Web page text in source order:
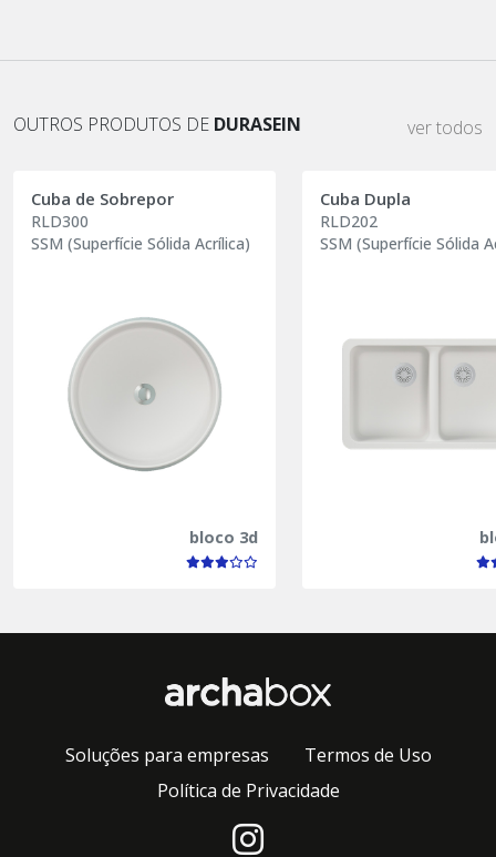
OUTROS PRODUTOS DE DURASEIN ver todos
Cuba de Sobrepor
RLD300
SSM (Superfície Sólida Acrílica)
bloco 3d
Cuba Dupla
RLD202
SSM (Superfície Sólida
Soluções para empresas
Termos de Uso
Política de Privacidade